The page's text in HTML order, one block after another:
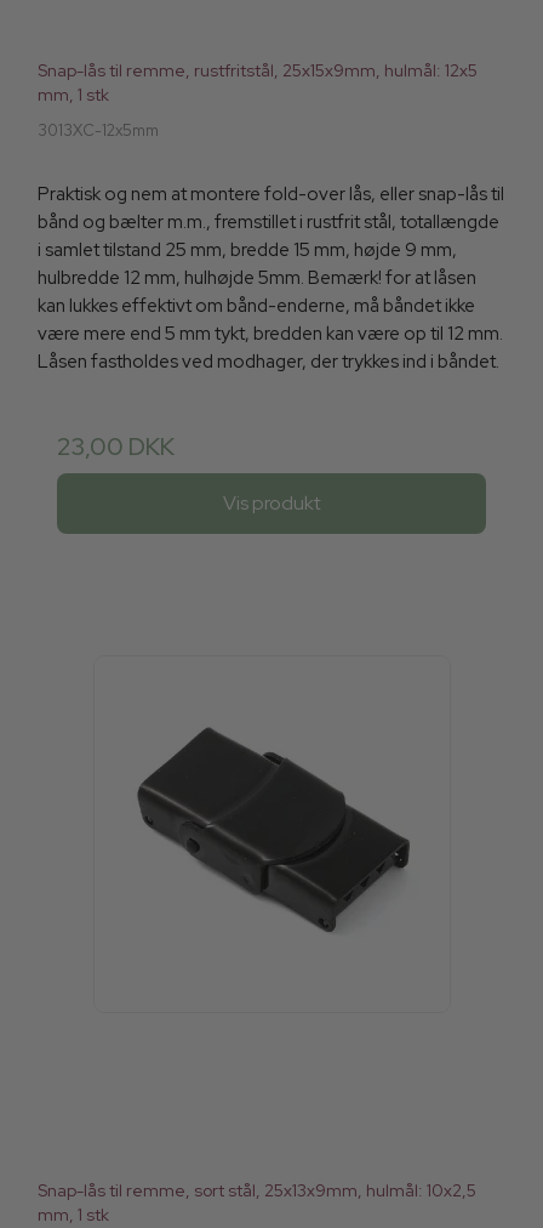
Snap-lås til remme, rustfritstål, 25x15x9mm, hulmål: 12x5
mm, 1 stk
3013XC-12x5mm
Praktisk og nem at montere fold-over lås, eller snap-lås til
bånd og bælter m.m., fremstillet i rustfrit stål, totallængde
i samlet tilstand 25 mm, bredde 15 mm, højde 9 mm,
hulbredde 12 mm, hulhøjde 5mm. Bemærk! for at låsen
kan lukkes effektivt om bånd-enderne, må båndet ikke
være mere end 5 mm tykt, bredden kan være op til 12 mm.
Låsen fastholdes ved modhager, der trykkes ind i båndet.
23,00 DKK
Vis produkt
Snap-lås til remme, sort stål, 25x13x9mm, hulmål: 10x2,5
mm, 1 stk